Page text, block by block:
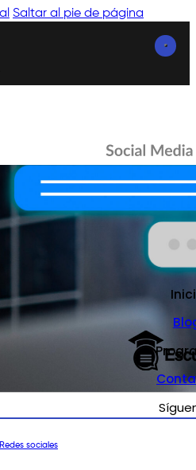
Saltar al pie de página
Redes sociales